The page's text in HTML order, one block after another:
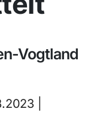
Vogtland
|